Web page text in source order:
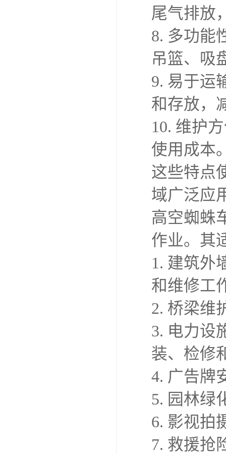
尾气排放
8. 多功能
吊篮、吸
9. 易于运
和存放，
10. 维护
使用成本
这些特点
域广泛应
高空蜘蛛
作业。其
1. 建筑外
和维修工
2. 桥梁维
3. 电力设
装、检修
4. 广告牌
5. 园林绿
6. 影视拍
7. 救援抢